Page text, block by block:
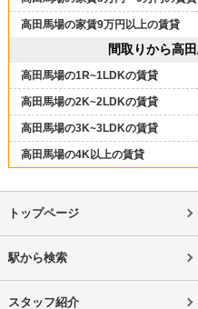
高田馬場の家賃9万円以上の賃貸
間取りから高
高田馬場の1R~1LDKの賃貸
高田馬場の2K~2LDKの賃貸
高田馬場の3K~3LDKの賃貸
高田馬場の4K以上の賃貸
トップページ
駅から検索
スタッフ紹介